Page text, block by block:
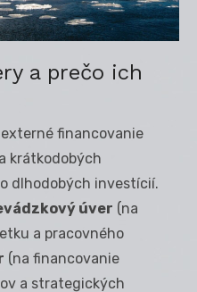
a prečo ich
financovanie
krátkodobých
dlhodobých investícií.
úver (na
a pracovného
(na financovanie
a strategických